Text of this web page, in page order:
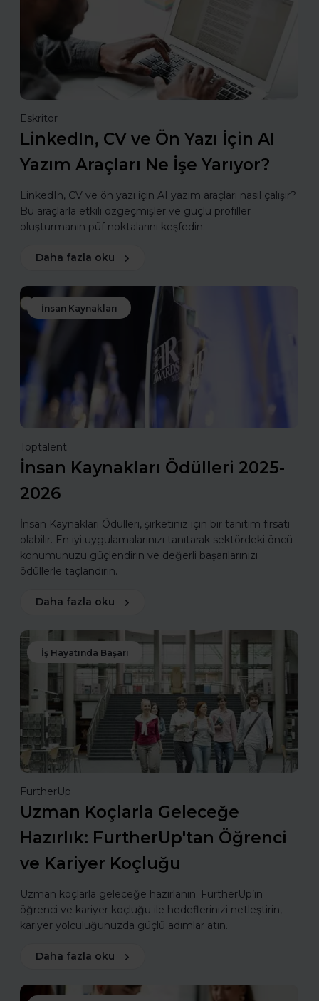
Eskritor
LinkedIn, CV ve Ön Yazı İçin AI
Yazım Araçları Ne İşe Yarıyor?
LinkedIn, CV ve ön yazı için AI yazım araçları nasıl çalışır?
Bu araçlarla etkili özgeçmişler ve güçlü profiller
oluşturmanın püf noktalarını keşfedin.
Daha fazla oku
İnsan Kaynakları
Toptalent
İnsan Kaynakları Ödülleri 2025-
2026
İnsan Kaynakları Ödülleri, şirketiniz için bir tanıtım fırsatı
olabilir. En iyi uygulamalarınızı tanıtarak sektördeki öncü
konumunuzu güçlendirin ve değerli başarılarınızı
ödüllerle taçlandırın.
Daha fazla oku
İş Hayatında Başarı
FurtherUp
Uzman Koçlarla Geleceğe
Hazırlık: FurtherUp'tan Öğrenci
ve Kariyer Koçluğu
Uzman koçlarla geleceğe hazırlanın. FurtherUp’ın
öğrenci ve kariyer koçluğu ile hedeflerinizi netleştirin,
kariyer yolculuğunuzda güçlü adımlar atın.
Daha fazla oku